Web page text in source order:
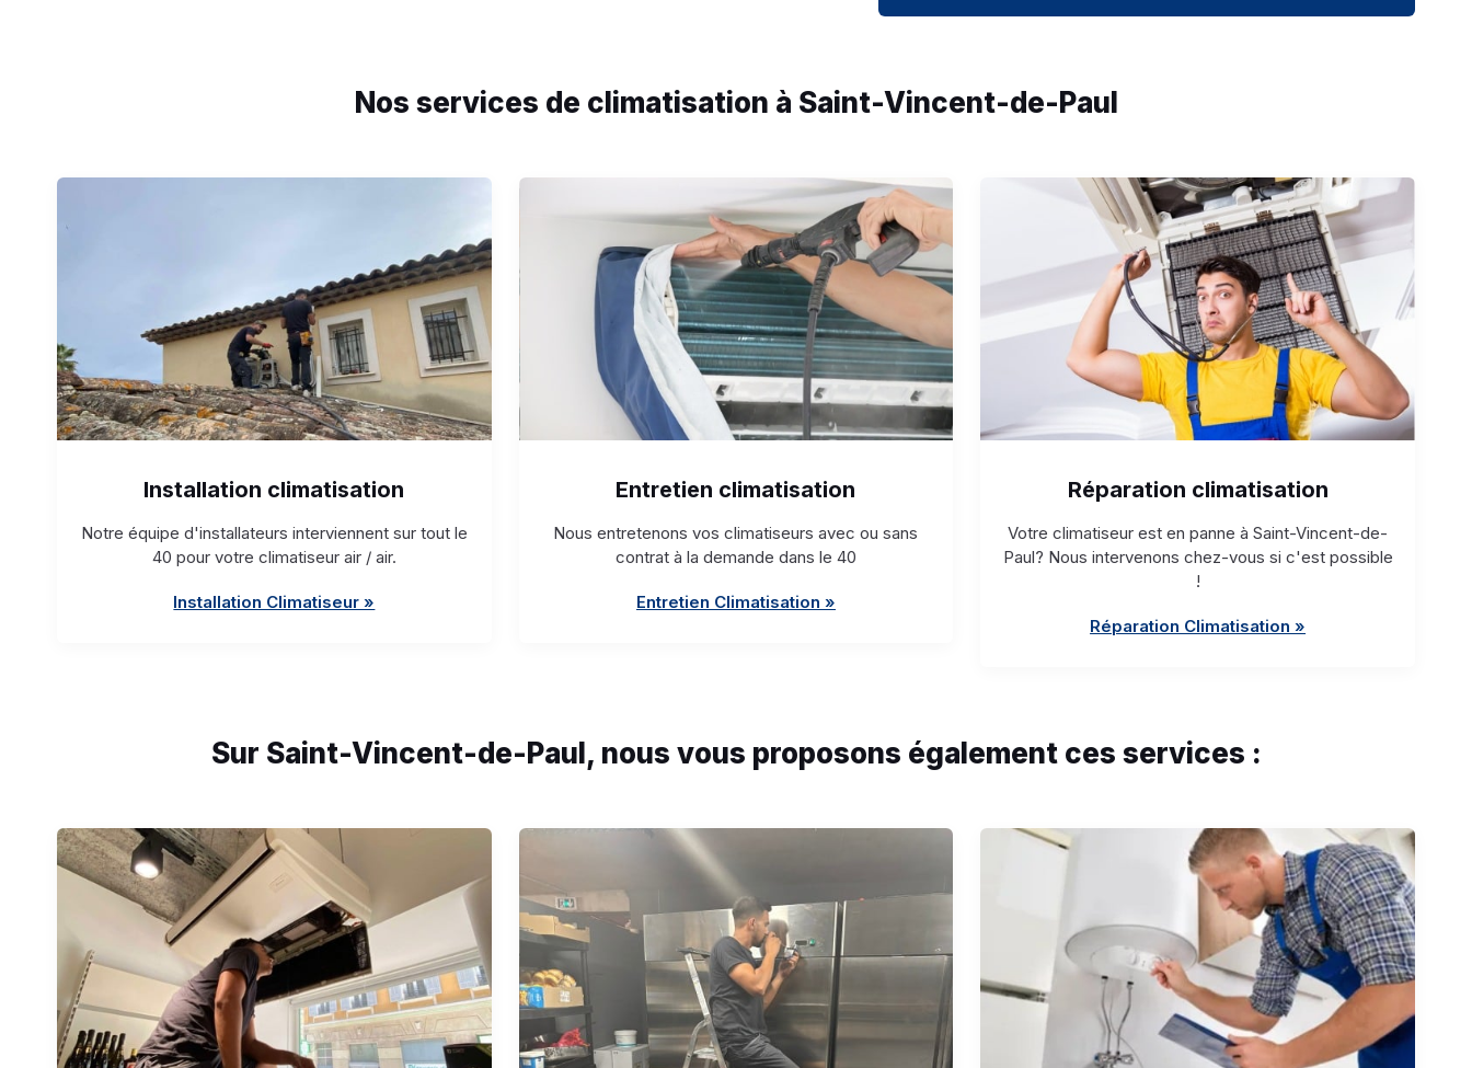
Nos services de climatisation à Saint-Vincent-de-Paul
Installation climatisation
Notre équipe d'installateurs interviennent sur tout le
40 pour votre climatiseur air / air.
Installation Climatiseur »
Entretien climatisation
Nous entretenons vos climatiseurs avec ou sans
contrat à la demande dans le 40
Entretien Climatisation »
Réparation climatisation
Votre climatiseur est en panne à Saint-Vincent-de-
Paul? Nous intervenons chez-vous si c'est possible
!
Réparation Climatisation »
Sur Saint-Vincent-de-Paul, nous vous proposons également ces services :